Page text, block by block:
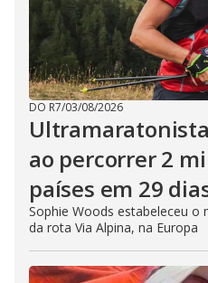
DO R7/03/08/2026
ao percorrer 2
países em 29
Sophie Woods estabeleceu
da rota Via Alpina, na Europa